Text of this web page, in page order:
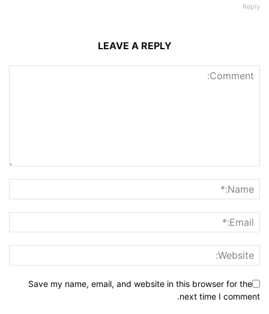
Reply
LEAVE A REPLY
Save my name, email, and website in this browser for the
next time I comment.